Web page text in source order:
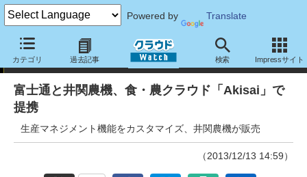
Powered by Translate
カテゴリ 過去記事 検索 Impressサイト
ニュース
富士通と井関農機、食・農クラウド「Akisai」で
提携
生産マネジメント機能をカスタマイズ、井関農機が販売
（2013/12/13 14:59）